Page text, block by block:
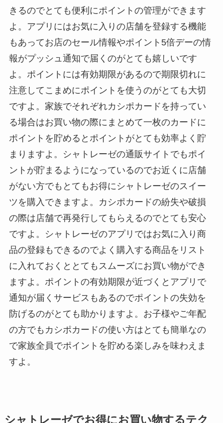
きるのでとても便利にポイントの管理ができます
よ。アプリにはお気に入りの店舗を登録する機能
もあってお店のセール情報やポイント5倍デーの情
報がプッシュ通知で届くのがとても嬉しいです
よ。ポイントには有効期限があるので期限切れに
注意してこまめにポイントを使うのがとても大切
ですよ。家族でそれぞれカシポカードを持ってい
る場合はお買い物の際にまとめて一枚のカードに
ポイントを貯めるとポイントがとても効率よく貯
まりますよ。シャトレーゼの通販サイトでもポイ
ントが貯まるようになっているのでお近くに店舗
がない方でもとてもお得にシャトレーゼのスイー
ツを購入できますよ。カシポカードの紛失や破損
の際は店舗で再発行してもらえるのでとても安心
ですよ。シャトレーゼのアプリではお気に入り商
品の登録もできるのでよく購入する商品をリスト
に入れておくととてもスムーズにお買い物ができ
ますよ。ポイントの有効期限が近づくとアプリで
通知が届くサービスもあるのでポイントの失効を
防げるのがとても助かりますよ。お子様やご年配
の方でもカシポカードの使い方はとても簡単なの
で家族全員でポイントを貯める楽しみを味わえま
すよ。
シャトレーゼでお得にお買い物するテク